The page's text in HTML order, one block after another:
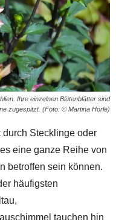
Ihre einzelnen Blütenblätter sind
zugespitzt. (Foto: © Martina Hörle)
Stecklinge oder
eine ganze Reihe von
betroffen sein können.
häufigsten
tauchen hin